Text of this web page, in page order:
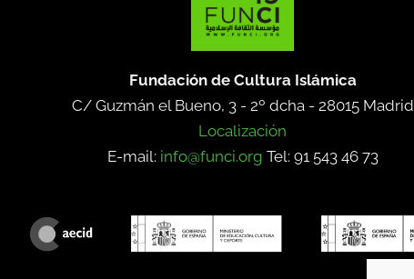
Fundación de Cultura Islámica
C/ Guzmán el Bueno, 3 - 2º dcha - 28015 Madrid
Localización
E-mail: info@funci.org Tel: 91 543 46 73